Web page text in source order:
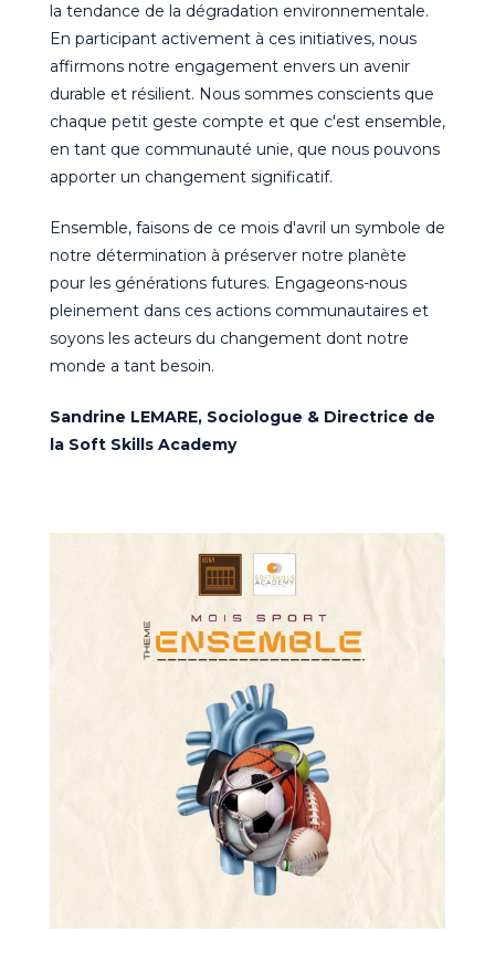
la tendance de la dégradation environnementale.
En participant activement à ces initiatives, nous
affirmons notre engagement envers un avenir
durable et résilient. Nous sommes conscients que
chaque petit geste compte et que c'est ensemble,
en tant que communauté unie, que nous pouvons
apporter un changement significatif.
Ensemble, faisons de ce mois d'avril un symbole de
notre détermination à préserver notre planète
pour les générations futures. Engageons-nous
pleinement dans ces actions communautaires et
soyons les acteurs du changement dont notre
monde a tant besoin.
Sandrine LEMARE, Sociologue & Directrice de
la Soft Skills Academy